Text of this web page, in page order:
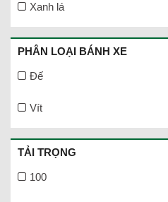
Xanh lá
PHÂN LOẠI BÁNH XE
Đế
Vít
TẢI TRỌNG
100